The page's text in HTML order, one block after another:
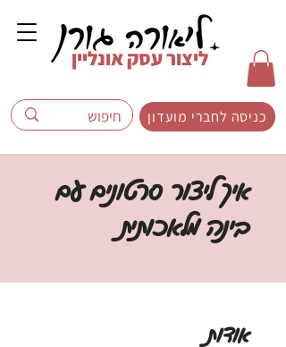
כניסה לחברי מועדון
ליצור עסק אונליין
איך ליצור סרטונים עם
בינה מלאכותית
אודות